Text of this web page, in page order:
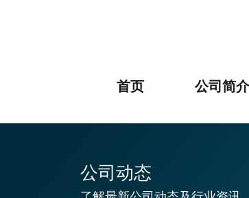
首页 公司简介
公司动态